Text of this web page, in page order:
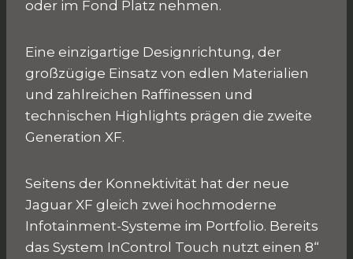
oder im Fond Platz nehmen.
Eine einzigartige Designrichtung, der
großzügige Einsatz von edlen Materialien
und zahlreichen Raffinessen und
technischen Highlights prägen die zweite
Generation XF.
Seitens der Konnektivität hat der neue
Jaguar XF gleich zwei hochmoderne
Infotainment-Systeme im Portfolio. Bereits
das System InControl Touch nutzt einen 8“